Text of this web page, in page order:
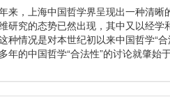
来，上海中国哲学界呈现出一种清
研究的态势已然出现，其中又以经
种情况是对本世纪初以来中国哲学“
年的中国哲学“合法性”的讨论就肇始